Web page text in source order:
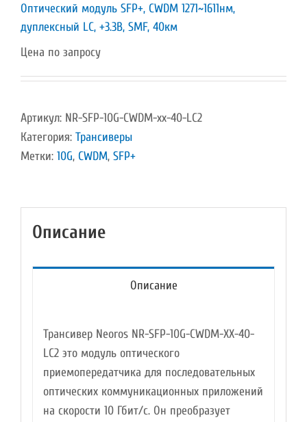
Оптический модуль SFP+, CWDM 1271~1611нм,
дуплексный LC, +3.3В, SMF, 40км
Цена по запросу
Артикул: NR-SFP-10G-CWDM-xx-40-LC2
Категория: Трансиверы
Метки: 10G, CWDM, SFP+
Описание
Описание
Трансивер Neoros NR-SFP-10G-CWDM-XX-40-
LC2 это модуль оптического
приемопередатчика для последовательных
оптических коммуникационных приложений
на скорости 10 Гбит/с. Он преобразует